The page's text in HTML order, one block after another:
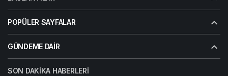
POPÜLER SAYFALAR
GÜNDEME DAIR
SON DAKIKA HABERLERI